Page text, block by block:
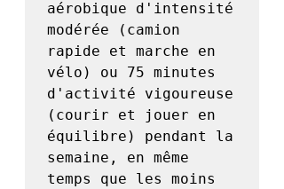
aérobique d'intensité
modérée (camion
rapide et marche en
vélo) ou 75 minutes
d'activité vigoureuse
(courir et jouer en
équilibre) pendant la
semaine, en même
temps que les moins